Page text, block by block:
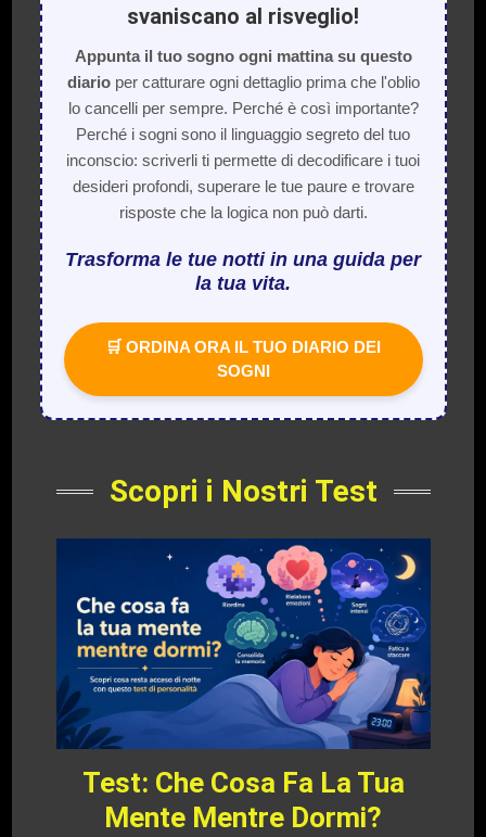
svaniscano al risveglio!
Appunta il tuo sogno ogni mattina su questo
diarioper catturare ogni dettaglio prima che l'oblio
lo cancelli per sempre. Perché è così importante?
Perché i sogni sono il linguaggio segreto del tuo
inconscio: scriverli ti permette di decodificare i tuoi
desideri profondi, superare le tue paure e trovare
risposte che la logica non può darti.
Trasforma le tue notti in una guida per
la tua vita.
🛒 ORDINA ORA IL TUO DIARIO DEI
SOGNI
Scopri i Nostri Test
Test: Che Cosa Fa La Tua
Mente Mentre Dormi?